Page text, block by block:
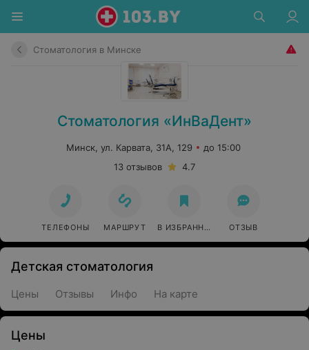
Стоматология в Минске
Стоматология «ИнВаДент»
Минск, ул. Карвата, 31А, 129
до 15:00
13 отзывов
4.7
ТЕЛЕФОНЫ МАРШРУТ В ИЗБРАННОЕ ОТЗЫВ
Детская стоматология
Цены Отзывы Инфо На карте
Цены